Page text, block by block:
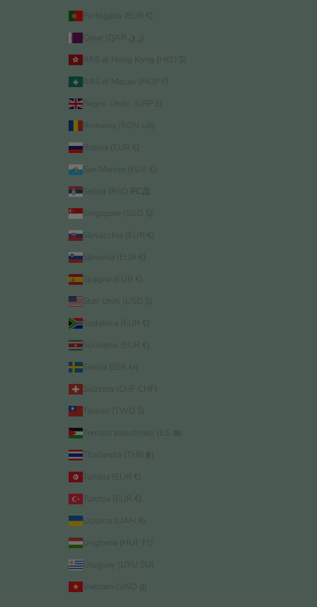
Portogallo (EUR €)
RAS di Hong Kong (HKD $)
RAS di Macao (MOP P)
Regno Unito (GBP £)
Romania (RON Lei)
San Marino (EUR €)
Serbia (RSD РСД)
Singapore (SGD $)
Slovacchia (EUR €)
Slovenia (EUR €)
Spagna (EUR €)
Stati Uniti (USD $)
Sudafrica (EUR €)
Suriname (EUR €)
Svezia (SEK kr)
Svizzera (CHF CHF)
Taiwan (TWD $)
Territori palestinesi (ILS ₪)
Thailandia (THB ฿)
Tunisia (EUR €)
Turchia (EUR €)
Ucraina (UAH ₴)
Ungheria (HUF Ft)
Uruguay (UYU $U)
Vietnam (VND ₫)